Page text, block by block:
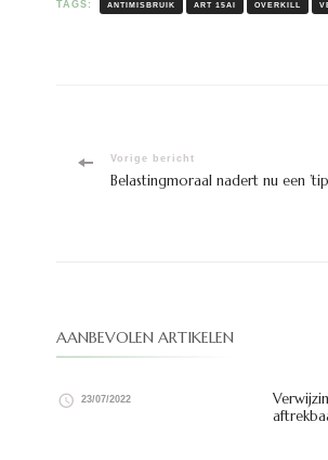
TAGS: ANTIMISBRUIK ART 15AI OVERKILL
Bericht
Vorige bericht
Belastingmoraal nadert nu een
AANBEVOLEN ARTIKELEN
23/07/2022